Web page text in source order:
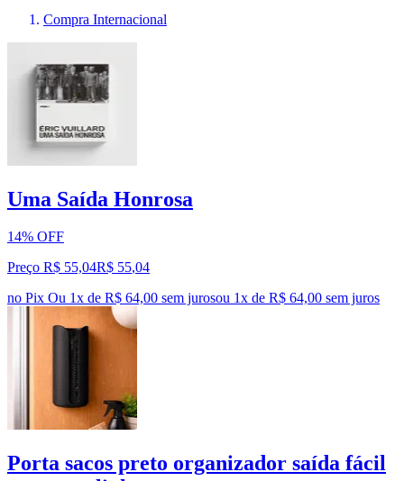
Compra Internacional
Uma Saída Honrosa
14% OFF
Preço R$ 55,04R$ 55,04
no Pix Ou 1x de R$ 64,00 sem jurosou 1x de R$ 64,00 sem juros
Porta sacos preto organizador saída fácil